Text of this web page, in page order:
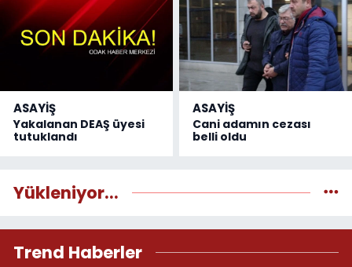
ASAYİŞ
Yakalanan DEAŞ üyesi
tutuklandı
ASAYİŞ
Cani adamın cezası
belli oldu
Yükleniyor...
Trend Haberler